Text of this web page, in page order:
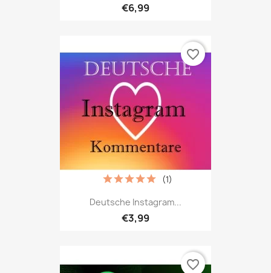
€6,99
Deutsche Instagram...
€3,99
(1)
favorite_border
favorite_border